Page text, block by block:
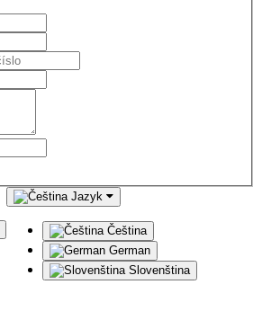
Jazyk
Čeština
German
Slovenština